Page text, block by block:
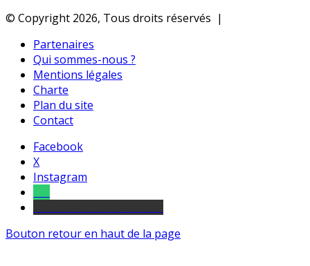
© Copyright 2026, Tous droits réservés |
Partenaires
Qui sommes-nous ?
Mentions légales
Charte
Plan du site
Contact
Facebook
X
Instagram
Bouton retour en haut de la page